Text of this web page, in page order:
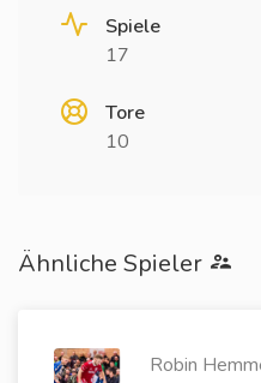
Spiele
17
Tore
10
Ähnliche Spieler
Robin